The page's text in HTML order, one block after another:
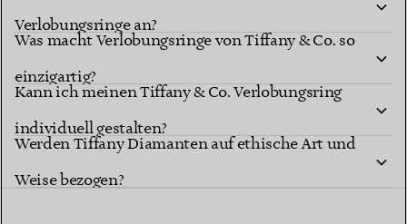
Tiffany Diamantformen
Verlobungsringe an?
Was macht Verlobungsringe von Tiffany & Co. so
einzigartig?
Kann ich meinen Tiffany & Co. Verlobungsring
individuell gestalten?
Tiffany Ring-Studio
Werden Tiffany Diamanten auf ethische Art und
Weise bezogen?